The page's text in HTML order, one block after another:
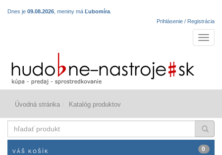
Dnes je 09.08.2026 , meniny má Ľubomíra
Prihlásenie / Registrácia
Úvodná stránka Katalóg produktov
produkt
VÁŠ KOŠÍK 0